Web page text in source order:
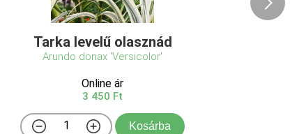
Tarka levelű olasznád
Arundo donax 'Versicolor'
Online ár
3 450 Ft
Kosárba